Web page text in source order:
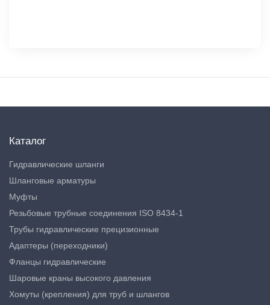
Каталог
Гидравлические шланги
Шланговые арматуры
Муфты
Резьбовые трубные соединения ISO 8434-1
Трубы гидравлические прецизионные
Адаптеры (переходники)
Фланцы гидравлические
Шаровые краны высокого давления
Хомуты (крепления) для труб и шлангов